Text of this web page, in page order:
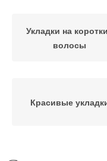
Укладки на
волосы
Красивые